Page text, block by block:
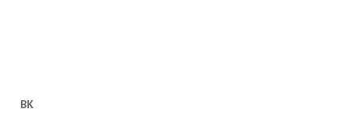
ВК